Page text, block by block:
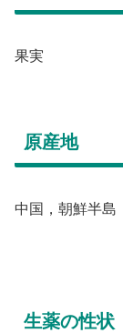
果実
原産地
中国，朝鮮半島
生薬の性状